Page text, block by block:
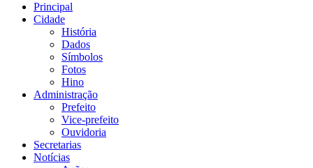
Principal
Cidade
História
Dados
Símbolos
Fotos
Hino
Administração
Prefeito
Vice-prefeito
Ouvidoria
Secretarias
Notícias